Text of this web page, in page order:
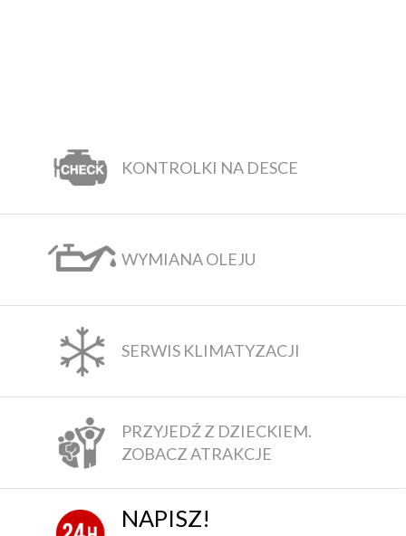
KONTROLKI NA DESCE
WYMIANA OLEJU
SERWIS KLIMATYZACJI
PRZYJEDŹ Z DZIECKIEM.
ZOBACZ ATRAKCJE
NAPISZ!